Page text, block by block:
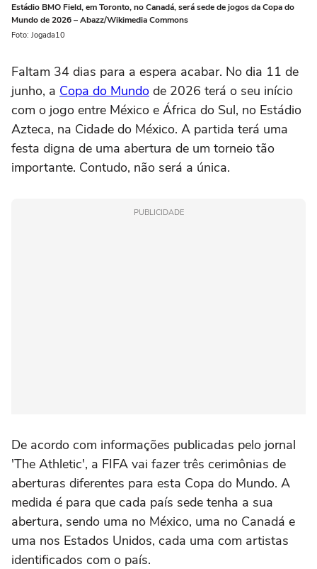
Estádio BMO Field, em Toronto, no Canadá, será sede de jogos da Copa do
Mundo de 2026 – Abazz/Wikimedia Commons
Foto: Jogada10
Faltam 34 dias para a espera acabar. No dia 11 de
junho, a Copa do Mundo de 2026 terá o seu início
com o jogo entre México e África do Sul, no Estádio
Azteca, na Cidade do México. A partida terá uma
festa digna de uma abertura de um torneio tão
importante. Contudo, não será a única.
PUBLICIDADE
De acordo com informações publicadas pelo jornal
'The Athletic', a FIFA vai fazer três cerimônias de
aberturas diferentes para esta Copa do Mundo. A
medida é para que cada país sede tenha a sua
abertura, sendo uma no México, uma no Canadá e
uma nos Estados Unidos, cada uma com artistas
identificados com o país.